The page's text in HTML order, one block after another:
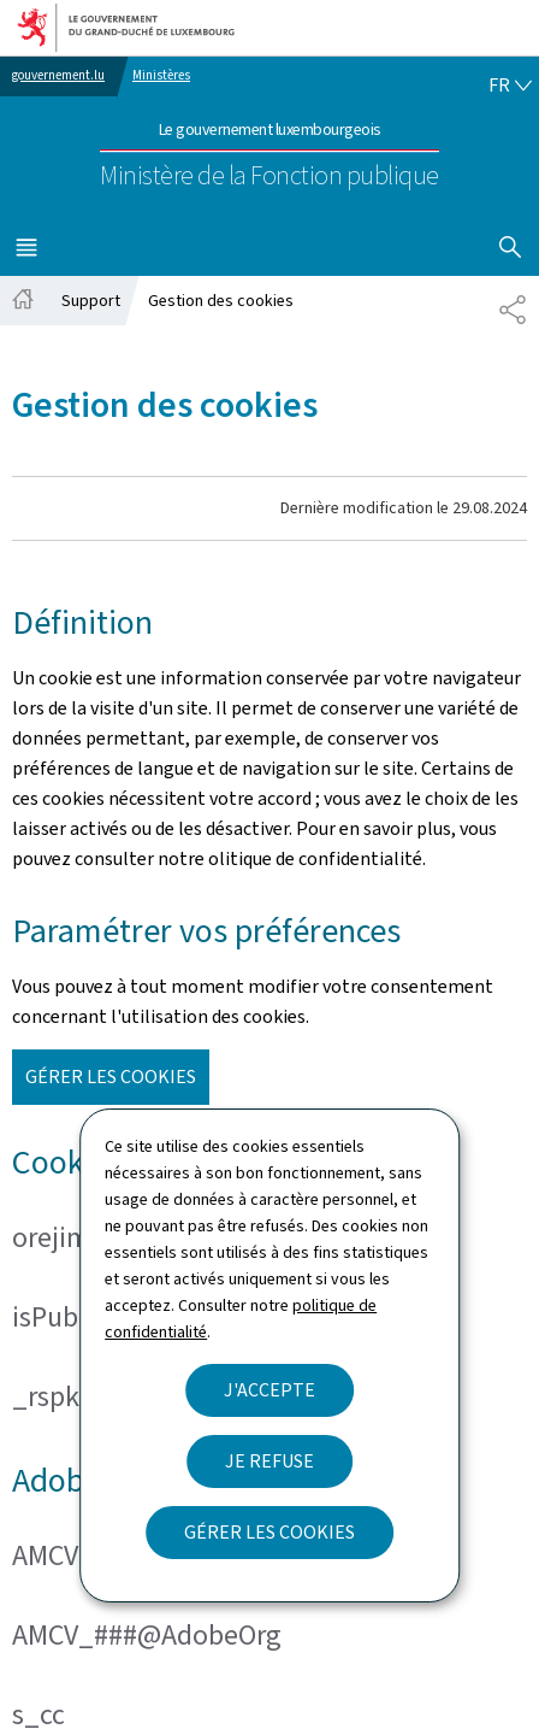
Ce site utilise des cookies essentiels
nécessaires à son bon fonctionnement, sans
usage de données à caractère personnel, et
ne pouvant pas être refusés. Des cookies non
essentiels sont utilisés à des fins statistiques
et seront activés uniquement si vous les
acceptez. Consulter notrepolitique de
confidentialité.
J'ACCEPTE
JE REFUSE
GÉRER LES COOKIES
Aller au menu principal
Aller au contenu
gouvernement.lu Ministères
Le gouvernement luxembourgeois
Ministère de la Fonction publique
FR
MENU
PRINCIPAL
Support Gestion des cookies
Gestion des cookies
Dernière modification le 29.08.2024
Définition
Un cookie est une information conservée par votre navigateur
lors de la visite d'un site. Il permet de conserver une variété de
données permettant, par exemple, de conserver vos
préférences de langue et de navigation sur le site. Certains de
ces cookies nécessitent votre accord ; vous avez le choix de les
laisser activés ou de les désactiver. Pour en savoir plus, vous
pouvez consulter notre olitique de confidentialité.
Paramétrer vos préférences
Vous pouvez à tout moment modifier votre consentement
concernant l'utilisation des cookies.
GÉRER LES COOKIES
Cookies techniques
orejime
isPublicWebsite
_rspkrLoadCore (ReadSpeaker)
Adobe Analytics
AMCVS_###@AdobeOrg
AMCV_###@AdobeOrg
s_cc